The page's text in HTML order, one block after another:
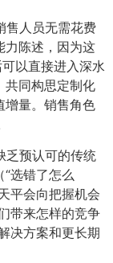
售人员无需花费
力陈述，因为这
以直接进入深水
共同构思定制化
增量。销售角色
乏预认可的传统
选错了怎么
平会向把握机会
带来怎样的竞争
决方案和更长期